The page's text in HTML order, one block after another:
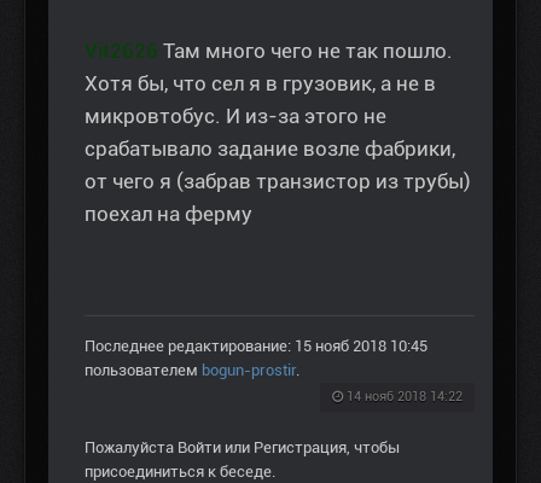
Vit2626 Там много чего не так пошло.
Хотя бы, что сел я в грузовик, а не в
микровтобус. И из-за этого не
срабатывало задание возле фабрики,
от чего я (забрав транзистор из трубы)
поехал на ферму
Последнее редактирование: 15 нояб 2018 10:45
пользователем bogun-prostir.
14 нояб 2018 14:22
Пожалуйста Войти или Регистрация, чтобы
присоединиться к беседе.